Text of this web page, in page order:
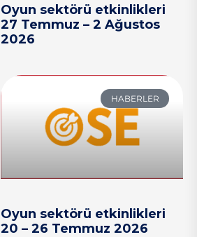
Oyun sektörü etkinlikleri
27 Temmuz – 2 Ağustos
2026
HABERLER
Oyun sektörü etkinlikleri
20 – 26 Temmuz 2026